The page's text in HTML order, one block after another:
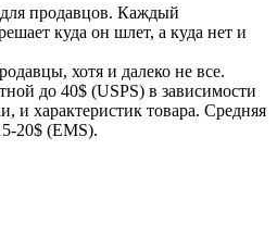
продавцов. Каждый
куда он шлет, а куда нет и
хотя и далеко не все.
до 40$ (USPS) в зависимости
и характеристик товара. Средняя
20$ (EMS).